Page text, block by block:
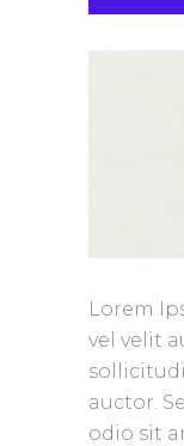
Lorem
vel velit
auctor.
odio sit